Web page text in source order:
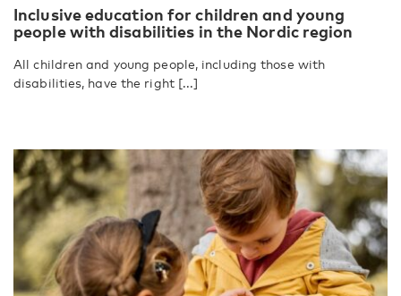
Inclusive education for children and young
people with disabilities in the Nordic region
All children and young people, including those with
disabilities, have the right [...]